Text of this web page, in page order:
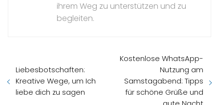
ihrem Weg zu unterstützen und zu
begleiten.
Liebesbotschaften:
Kreative Wege, um Ich
liebe dich zu sagen
Kostenlose WhatsApp-
Nutzung am
Samstagabend: Tipps
für schöne Grüße und